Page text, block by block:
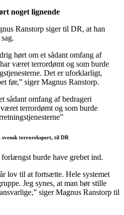
noget lignende
Ranstorp siger til DR, at han
hørt om et sådant omfang af
været terrordømt og som burde
Det er uforklarligt,
før,” siger Magnus Ranstorp.
sådant omfang af bedrageri
terrordømt og som burde
svensk terrorekspert, til DR
burde have grebet ind.
lov til at fortsætte. Hele systemet
Jeg synes, at man bør stille
siger Magnus Ranstorp til